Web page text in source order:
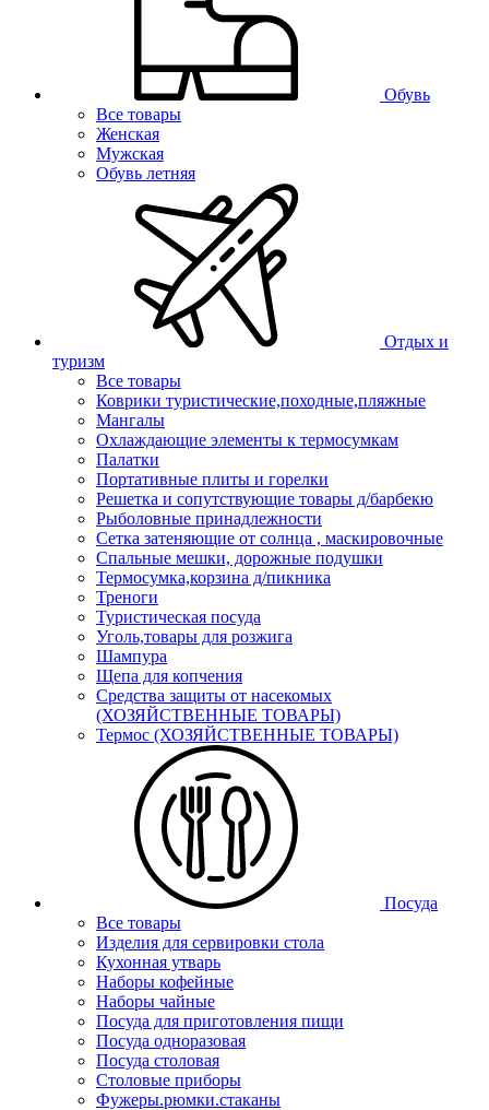
Обувь
Все товары
Женская
Мужская
Обувь летняя
Отдых и
туризм
Все товары
Коврики туристические,походные,пляжные
Мангалы
Охлаждающие элементы к термосумкам
Палатки
Портативные плиты и горелки
Решетка и сопутствующие товары д/барбекю
Рыболовные принадлежности
Сетка затеняющие от солнца , маскировочные
Спальные мешки, дорожные подушки
Термосумка,корзина д/пикника
Треноги
Туристическая посуда
Уголь,товары для розжига
Шампура
Щепа для копчения
Средства защиты от насекомых
(ХОЗЯЙСТВЕННЫЕ ТОВАРЫ)
Термос (ХОЗЯЙСТВЕННЫЕ ТОВАРЫ)
Посуда
Все товары
Изделия для сервировки стола
Кухонная утварь
Наборы кофейные
Наборы чайные
Посуда для приготовления пищи
Посуда одноразовая
Посуда столовая
Столовые приборы
Фужеры.рюмки.стаканы